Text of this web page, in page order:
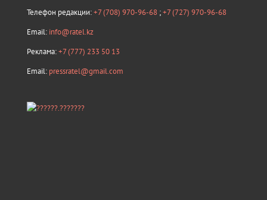
Телефон редакции:+7 (708) 970-96-68 ;+7 (727) 970-96-68
Email: info@ratel.kz
Реклама:+7 (777) 233 50 13
Email: pressratel@gmail.com